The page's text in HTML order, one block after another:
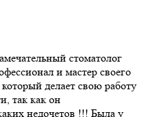
стоматолог
и мастер своего
который делает свою работу
так как он
недочетов !!! Была у